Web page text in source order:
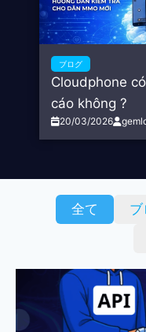
ブログ
Cloudphone
cáo không ?
20/03/2026
全て ブ